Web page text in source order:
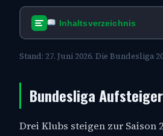
Inhaltsverzeichnis
Stand: 27. Juni 2026. Die Bundesliga
Bundesliga
Drei Klubs steigen zur Saison